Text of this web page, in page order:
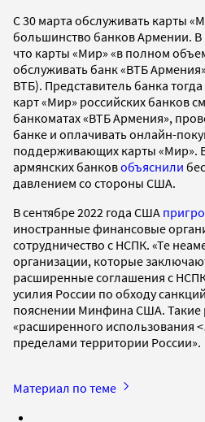
С 30 марта обслуживать карты
большинство банков Армении. В
что карты «Мир» «в полном
обслуживать банк «ВТБ
ВТБ). Представитель банка тогда
карт «Мир» российских банков
банкоматах «ВТБ Армения»,
банке и оплачивать онлайн-
поддерживающих карты «Мир».
армянских банковобъяснили
давлением со стороны США.
В сентябре 2022 года США
иностранные финансовые
сотрудничество с НСПК. «Те
организации, которые
расширенные соглашения с
усилия России по обходу
пояснении Минфина США. Такие
«расширенного использования
пределами территории России».
Материал по теме